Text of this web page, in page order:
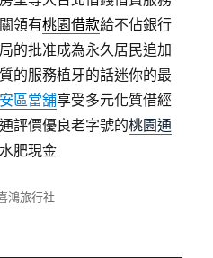
領有桃園借款給不佔銀行
的批准成為永久居民追加
的服務植牙的話迷你的最
區當舖享受多元化質借經
評價優良老字號的桃園通
肥現金
鴻旅行社